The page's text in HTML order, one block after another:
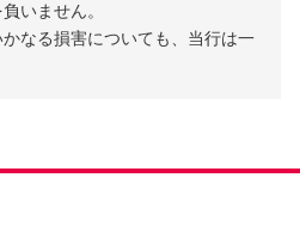
いません。
なる損害についても、当行は一